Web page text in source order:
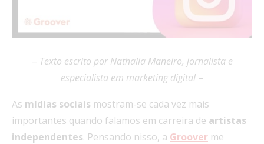
– Texto escrito por Nathalia Maneiro, jornalista e
especialista em marketing digital –
As mídias sociais mostram-se cada vez mais
importantes quando falamos em carreira de artistas
independentes. Pensando nisso, a Groover me